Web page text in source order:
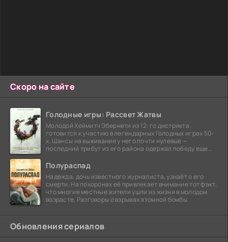
Скоро на сайте
Голодные игры: Рассвет Жатвы
Молодой Хеймитч Эбернети из 12-го дистрикта
готовится к участию в легендарных Голодных играх 50-
х. Шансы на выживание у него почти нулевые —
последний трибут из его района одержал победу еще
Полураспад
Надежда, дочь известного журналиста, узнаёт о его
смерти. На похоронах её привлекает внимание тот факт,
что многие местные жители ушли из жизни в молодом
возрасте. Разговоры о взрывах атомной бомбы
Обновления сериалов